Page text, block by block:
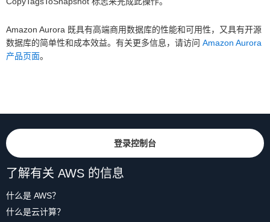
Amazon Aurora 既具有高端商用数据库的性能和可用性，又具有开源
数据库的简单性和成本效益。有关更多信息，请访问 Amazon Aurora
产品页面。
登录控制台
了解有关 AWS 的信息
什么是 AWS？
什么是云计算？